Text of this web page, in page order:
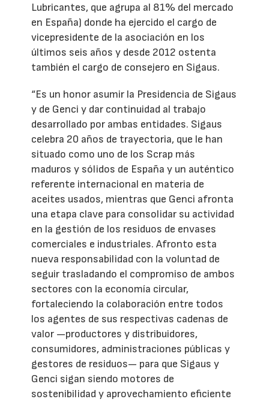
Lubricantes, que agrupa al 81% del mercado
en España) donde ha ejercido el cargo de
vicepresidente de la asociación en los
últimos seis años y desde 2012 ostenta
también el cargo de consejero en Sigaus.
“Es un honor asumir la Presidencia de Sigaus
y de Genci y dar continuidad al trabajo
desarrollado por ambas entidades. Sigaus
celebra 20 años de trayectoria, que le han
situado como uno de los Scrap más
maduros y sólidos de España y un auténtico
referente internacional en materia de
aceites usados, mientras que Genci afronta
una etapa clave para consolidar su actividad
en la gestión de los residuos de envases
comerciales e industriales. Afronto esta
nueva responsabilidad con la voluntad de
seguir trasladando el compromiso de ambos
sectores con la economía circular,
fortaleciendo la colaboración entre todos
los agentes de sus respectivas cadenas de
valor —productores y distribuidores,
consumidores, administraciones públicas y
gestores de residuos— para que Sigaus y
Genci sigan siendo motores de
sostenibilidad y aprovechamiento eficiente